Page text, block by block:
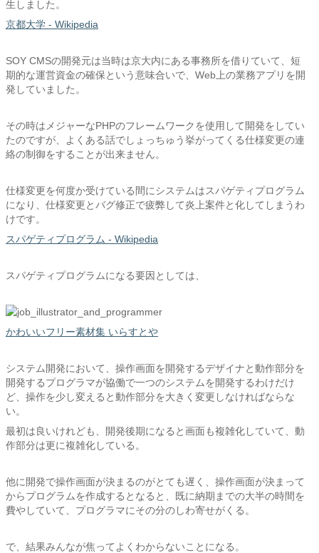
生しました。
京都大学 - Wikipedia
SOY CMSの開発元は当時は京大内にある事務所を借りていて、短
期的な運営資金の確保という意味合いで、Web上の業務アプリを開
発していました。
その時はメジャーなPHPのフレームワークを使用して開発をしてい
たのですが、よくある話でしょっちゅう挙がってくる仕様変更の連
絡の制御をすることが出来ません。
仕様変更を何度か受けている間にシステムはスパゲティプログラム
になり、仕様変更とバグ修正で疲弊して炎上案件と化してしまうわ
けです。
スパゲティプログラム - Wikipedia
スパゲティプログラムになる要因としては、
かわいいフリー素材集 いらすとや
システム開発において、操作画面を開発するデザイナと動作部分を
開発するプログラマが協働で一つのシステムを開発するわけだけ
ど、操作を少し変えると動作部分を大きく変更しなければならな
い。
最初は良いけれども、開発後期になると画面も複雑化していて、動
作部分は更に複雑化している。
他に開発で操作画面が決まるのがとても遅く、操作画面が決まって
からプログラムを作成するとなると、既に納期までの大半の時間を
費やしていて、プログラマにその分のしわ寄せがくる。
で、結果みんなが焦ってよくわからないことになる。